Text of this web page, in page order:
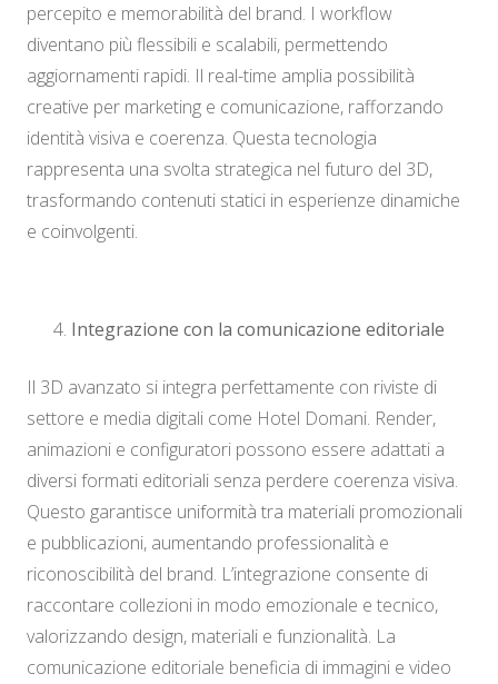
percepito e memorabilità del brand. I workflow
diventano più flessibili e scalabili, permettendo
aggiornamenti rapidi. Il real-time amplia possibilità
creative per marketing e comunicazione, rafforzando
identità visiva e coerenza. Questa tecnologia
rappresenta una svolta strategica nel futuro del 3D,
trasformando contenuti statici in esperienze dinamiche
e coinvolgenti.
Integrazione con la comunicazione editoriale
Il 3D avanzato si integra perfettamente con riviste di
settore e media digitali come Hotel Domani. Render,
animazioni e configuratori possono essere adattati a
diversi formati editoriali senza perdere coerenza visiva.
Questo garantisce uniformità tra materiali promozionali
e pubblicazioni, aumentando professionalità e
riconoscibilità del brand. L’integrazione consente di
raccontare collezioni in modo emozionale e tecnico,
valorizzando design, materiali e funzionalità. La
comunicazione editoriale beneficia di immagini e video